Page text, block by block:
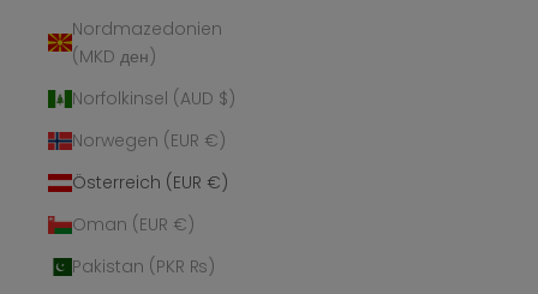
Nordmazedonien
(MKD ден)
Norfolkinsel (AUD $)
Norwegen (EUR €)
Österreich (EUR €)
Oman (EUR €)
Pakistan (PKR ₨)